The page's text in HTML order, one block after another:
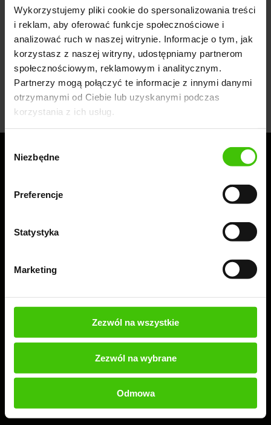
Wykorzystujemy pliki cookie do spersonalizowania treści
i reklam, aby oferować funkcje społecznościowe i
analizować ruch w naszej witrynie. Informacje o tym, jak
korzystasz z naszej witryny, udostępniamy partnerom
społecznościowym, reklamowym i analitycznym.
Partnerzy mogą połączyć te informacje z innymi danymi
otrzymanymi od Ciebie lub uzyskanymi podczas
korzystania z ich usług.
zgody
Niezbędne
Preferencje
Statystyka
Marketing
Zezwól na wszystkie
Zezwól na wybrane
Odmowa
Widoczni dla zwierzaków. Akcja "Karma wraca" 2023
Nikt jeszcze nie ocenił tego artykułu. Badź pierwszy
UDOSTĘPNIJ
Twojej firmy